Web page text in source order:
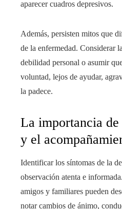
aparecer cuadros depresivos.
Además, persisten mitos que
de la enfermedad. Considerar
debilidad personal o asumir
voluntad, lejos de ayudar,
la padece.
La importancia
y el
Identificar los síntomas de la
observación atenta e
amigos y familiares pueden
notar cambios de ánimo,